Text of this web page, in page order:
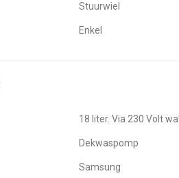
Stuurwiel
Enkel
18 liter. Via 230 Volt
dekwaspomp
Samsung